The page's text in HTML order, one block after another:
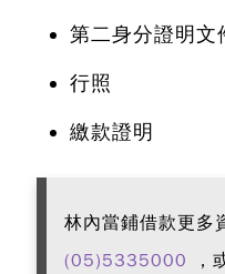
第二身分證明文
行照
繳款證明
林內當鋪借款更多
(05)5335000
，